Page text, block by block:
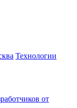
Технологии
от